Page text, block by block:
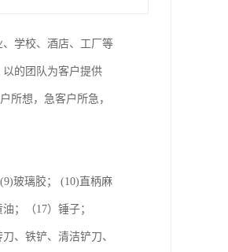
学校、酒店、工厂等
的团队为客户提供
所想，急客户所急，
玻璃胶； (10)直柄麻
；（17）锤子；
、铁铲、清洁铲刀、